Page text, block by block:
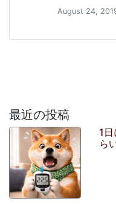
August 24,
最近の投稿
1
ら